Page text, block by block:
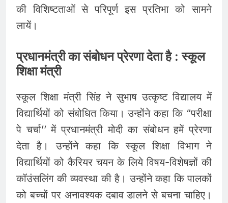
की विशिष्टताओं से परिपूर्ण इस प्रतिभा को सामने
लायें।
प्रधानमंत्री का संबोधन प्रेरणा देता है : स्कूल
शिक्षा मंत्री
स्कूल शिक्षा मंत्री सिंह ने सुभाष उत्कृष्ट विद्यालय में
विद्यार्थियों को संबोधित किया। उन्होंने कहा कि “परीक्षा
पे चर्चा’’ में प्रधानमंत्री मोदी का संबोधन हमें प्रेरणा
देता है। उन्होंने कहा कि स्कूल शिक्षा विभाग ने
विद्यार्थियों को कैरियर चयन के लिये विषय-विशेषज्ञों की
कॉउंसलिंग की व्यवस्था की है। उन्होंने कहा कि पालकों
को बच्चों पर अनावश्यक दबाव डालने से बचना चाहिए।